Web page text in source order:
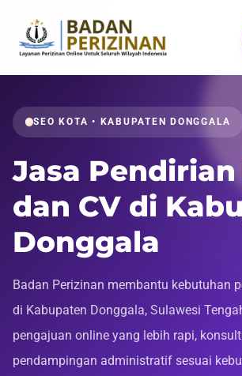
SEO KOTA • KABUPATEN DONGGALA
Jasa Pendirian
dan CV di
Donggala
Badan Perizinan membantu kebutuhan
di Kabupaten Donggala, Sulawesi
pengajuan online yang lebih rapi,
pendampingan administratif sesuai